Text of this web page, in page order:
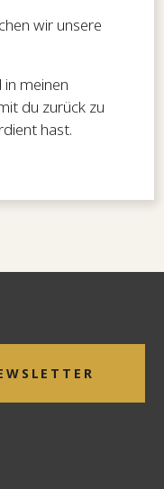
wir unsere
meinen
du zurück zu
hast.